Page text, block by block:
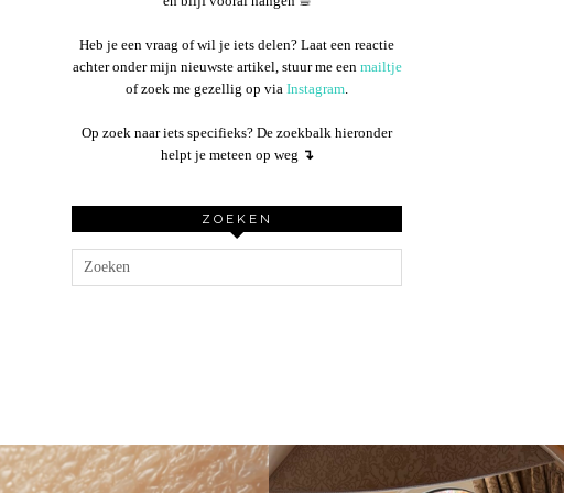
Heb je een vraag of wil je iets delen? Laat een reactie
achter onder mijn nieuwste artikel, stuur me een mailtje
of zoek me gezellig op via Instagram.
Op zoek naar iets specifieks? De zoekbalk hieronder
helpt je meteen op weg ↴
ZOEKEN